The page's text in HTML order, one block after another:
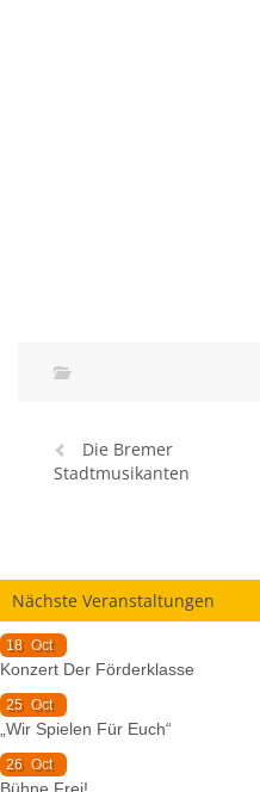
Die Bremer
Stadtmusikanten
Nächste Veranstaltungen
18 Oct
Konzert Der Förderklasse
25 Oct
„Wir Spielen Für Euch“
26 Oct